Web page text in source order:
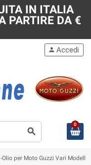
IN ITALIA
PARTIRE DA €
search
person Accedi
0
per Moto Guzzi Vari Modelli